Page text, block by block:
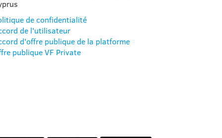
de confidentialité
de l'utilisateur
d'offre publique de la platforme
publique VF Private